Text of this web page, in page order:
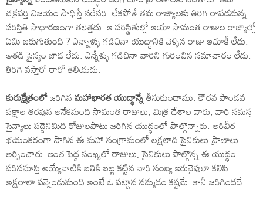
చక్రవర్తి విజయం సాధిస్తే సరేసరి. లేకపోతే తమ రాజ్యాలకు తిరిగి రావడమన్న
పరిస్తితి సాధారణంగా తలెత్తదు. ఆ పరిస్థితుల్లో ఆయా సామంత రాజుల రాజ్యాల్లో
ఏమి జరుగుతుంది ? ఎన్నాళ్ళు గడిచినా యుద్ధానికి వెళ్ళిన రాజు ఆచూకీ లేదు.
అతడి సైన్యం జాడ లేదు. ఎన్నేళ్ళు గడిచినా వారిని గురించిన సమాచారం లేదు.
తిరిగి వస్తారో రారో తెలియదు.
కురుక్షేత్రంలోజరిగినమహాభారత యుద్ధాన్నేతీసుకుందాము. కౌరవ పాండవ
పక్షాల తరపున అనేకమంది సామంత రాజులు, మిత్ర దేశాల వారు, వారి సమస్త
సైన్యాలు పద్దెనిమిది రోజులపాటు జరిగిన యుద్ధంలో పాల్గొన్నారు. అరివీర
భయంకరంగా సాగిన ఈ మహా సంగ్రామంలో లక్షలాది సైనికులు ప్రాణాలు
అర్పించారు. ఇంత పెద్ద సంఖ్యలో రాజులు, సైనికులు పాల్గొన్న ఈ యుద్ధం
పరిసమాప్తి అయ్యేనాటికి బతికి బట్ట కట్టిన వారి సంఖ్య ఇరువైపులా కలిపి
అక్షరాలా పన్నెండుమంది అంటే ఓ పట్టాన నమ్మడం కష్టమే. కానీ జరిగిందదే.